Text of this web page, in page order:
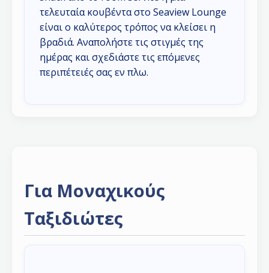
τελευταία κουβέντα στο Seaview Lounge
είναι ο καλύτερος τρόπος να κλείσει η
βραδιά. Αναπολήστε τις στιγμές της
ημέρας και σχεδιάστε τις επόμενες
περιπέτειές σας εν πλω.
Για Μοναχικούς
Ταξιδιώτες